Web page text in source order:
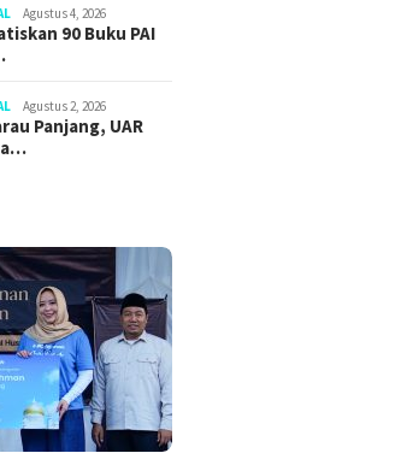
Sambut HUT Ke-81 RI, SAJID
Agustus 4, 2026
90 Buku PAI
Agustus 2, 2026
Panjang, UAR